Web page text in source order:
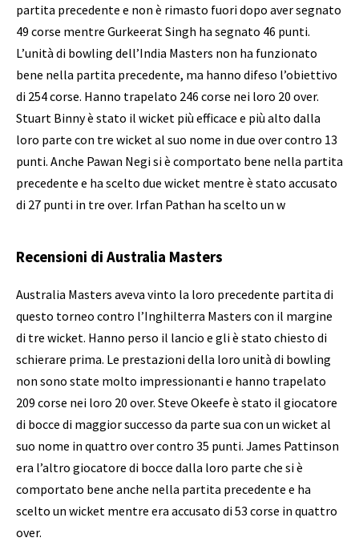
partita precedente e non è rimasto fuori dopo aver segnato
49 corse mentre Gurkeerat Singh ha segnato 46 punti.
L’unità di bowling dell’India Masters non ha funzionato
bene nella partita precedente, ma hanno difeso l’obiettivo
di 254 corse. Hanno trapelato 246 corse nei loro 20 over.
Stuart Binny è stato il wicket più efficace e più alto dalla
loro parte con tre wicket al suo nome in due over contro 13
punti. Anche Pawan Negi si è comportato bene nella partita
precedente e ha scelto due wicket mentre è stato accusato
di 27 punti in tre over. Irfan Pathan ha scelto un w
Recensioni di Australia Masters
Australia Masters aveva vinto la loro precedente partita di
questo torneo contro l’Inghilterra Masters con il margine
di tre wicket. Hanno perso il lancio e gli è stato chiesto di
schierare prima. Le prestazioni della loro unità di bowling
non sono state molto impressionanti e hanno trapelato
209 corse nei loro 20 over. Steve Okeefe è stato il giocatore
di bocce di maggior successo da parte sua con un wicket al
suo nome in quattro over contro 35 punti. James Pattinson
era l’altro giocatore di bocce dalla loro parte che si è
comportato bene anche nella partita precedente e ha
scelto un wicket mentre era accusato di 53 corse in quattro
over.